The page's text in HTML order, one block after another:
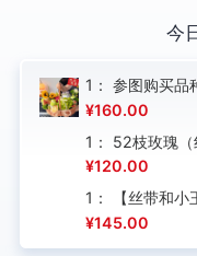
今
1： 参图购买品
数量，高度还原
好的，别买地摊
避免售后 ，购
量：1
¥160.00
1： 52枝玫瑰（
+卡布 红玫瑰多）+5
枝橙芭比+红豆
剑兰+1枝紫罗
配，财神爷牌子
¥120.00
1： 【丝带和小
和白玫瑰都不要
¥145.00